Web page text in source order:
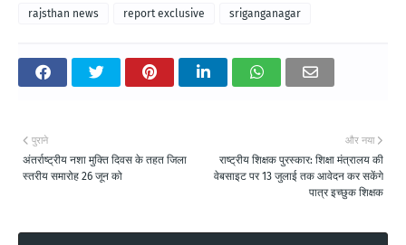
rajsthan news report exclusive sriganganagar
और नया
राष्ट्रीय शिक्षक पुरस्कार: शिक्षा मंत्रालय की
वेबसाइट पर 13 जुलाई तक आवेदन कर सकेंगे
पात्र इच्छुक शिक्षक
पुराने
अंतर्राष्ट्रीय नशा मुक्ति दिवस के तहत जिला
स्तरीय समारोह 26 जून को